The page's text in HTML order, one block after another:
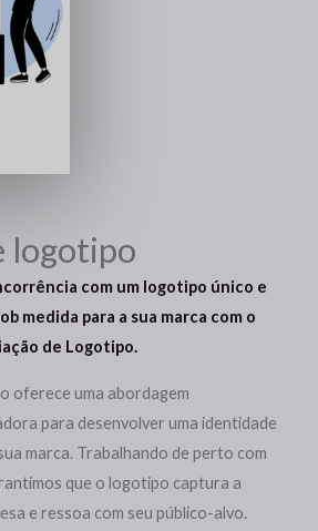
logotipo
com um logotipo único e
medida para a sua marca com o
de Logotipo.
oferece uma abordagem
para desenvolver uma identidade
marca. Trabalhando de perto com
que o logotipo captura a
e ressoa com seu público-alvo.